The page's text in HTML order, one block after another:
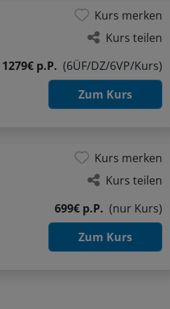
Kurs merken
Kurs teilen
1279€ p.P. (6ÜF/DZ/6VP/Kurs)
Zum Kurs
Kurs merken
Kurs teilen
699€ p.P. (nur Kurs)
Zum Kurs